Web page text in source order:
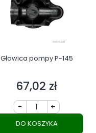
Głowica pompy P-145
Cena
67,02 zł
- +
DO KOSZYKA